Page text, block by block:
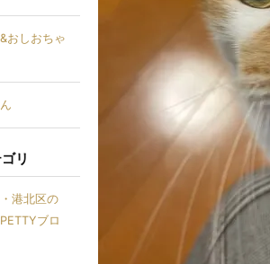
おしおちゃ
リ
港北区の
ブロ